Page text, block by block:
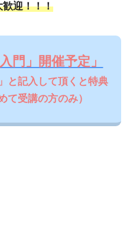
迎！！！
門」開催予定」
と記入して頂くと特典
て受講の方のみ）